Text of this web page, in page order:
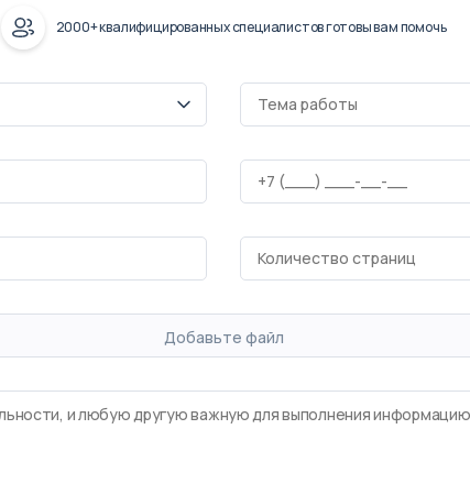
2000+ квалифицированных специалистов готовы вам помочь
Добавьте файл